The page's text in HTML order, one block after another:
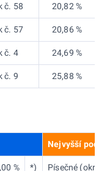
č. 58 20,82 %
č. 57 20,86 %
č. 4 24,69 %
č. 9 25,88 %
Nejvyšší podíl
% *) Písečné (okres